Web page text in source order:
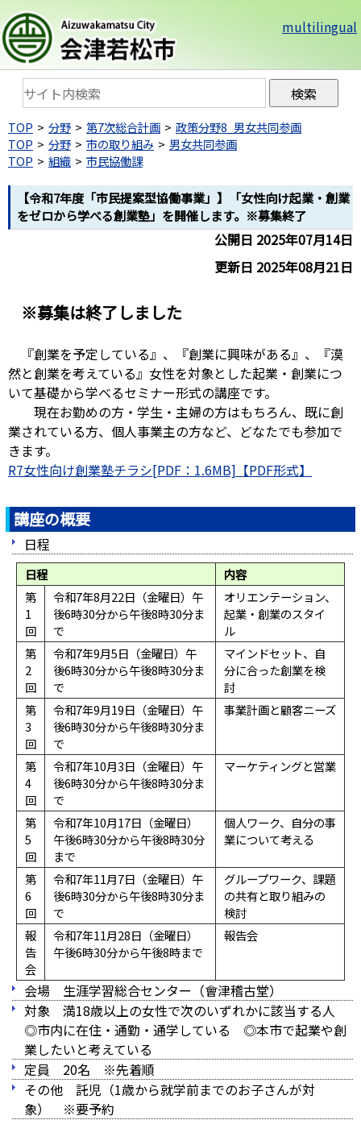
multilingual
TOP 分野 第7次総合計画
政策分野8_男女共同参画
TOP
分野 市の取り組み
男女共同参画
TOP
組織 市民協働課
【令和7年度「市民提案型協働事業」】「女性向け起業・創業
をゼロから学べる創業塾」を開催します。※募集終了
公開日 2025年07月14日
更新日 2025年08月21日
※募集は終了しました
『創業を予定している』、『創業に興味がある』、『漠
然と創業を考えている』女性を対象とした起業・創業につ
いて基礎から学べるセミナー形式の講座です。
現在お勤めの方・学生・主婦の方はもちろん、既に創
業されている方、個人事業主の方など、どなたでも参加で
きます。
R7女性向け創業塾チラシ[PDF：1.6MB]
講座の概要
日程
日程
内容
第
1
回
令和7年8月22日（金曜日）午
後6時30分から午後8時30分ま
で
オリエンテーション、
起業・創業のスタイ
ル
第
2
回
令和7年9月5日（金曜日）午
後6時30分から午後8時30分ま
で
マインドセット、自
分に合った創業を検
討
第
3
回
令和7年9月19日（金曜日）午
後6時30分から午後8時30分ま
で
事業計画と顧客ニーズ
第
4
回
令和7年10月3日（金曜日）午
後6時30分から午後8時30分ま
で
マーケティングと営業
第
5
回
令和7年10月17日（金曜日）
午後6時30分から午後8時30分
まで
個人ワーク、自分の事
業について考える
第
6
回
令和7年11月7日（金曜日）午
後6時30分から午後8時30分ま
で
グループワーク、課題
の共有と取り組みの
検討
報
告
会
令和7年11月28日（金曜日）
午後6時30分から午後8時まで
報告会
会場 生涯学習総合センター（會津稽古堂）
対象 満18歳以上の女性で次のいずれかに該当する人
◎市内に在住・通勤・通学している ◎本市で起業や創
業したいと考えている
定員 20名 ※先着順
その他 託児（1歳から就学前までのお子さんが対
象） ※要予約